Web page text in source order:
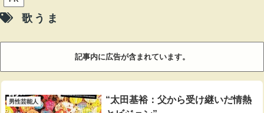
歌うま
記事内に広告が含まれています。
男性芸能人
“太田基裕：父から受け継いだ情熱